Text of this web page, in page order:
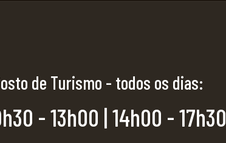
de Turismo - todos os dias:
- 13h00 | 14h00 - 17h30